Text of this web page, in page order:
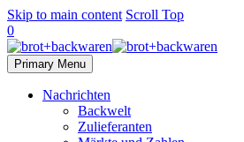
Skip to main content Scroll Top
0
Primary Menu
Nachrichten
Backwelt
Zulieferanten